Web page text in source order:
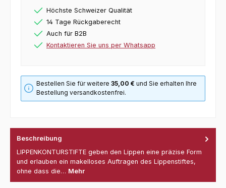
Höchste Schweizer Qualität
14 Tage Rückgaberecht
Auch für B2B
Kontaktieren Sie uns per Whatsapp
Bestellen Sie für weitere35,00 € und Sie erhalten Ihre
Bestellung versandkostenfrei.
Beschreibung
LIPPENKONTURSTIFTE geben den Lippen eine präzise Form
und erlauben ein makelloses Auftragen des Lippenstiftes,
ohne dass die… Mehr